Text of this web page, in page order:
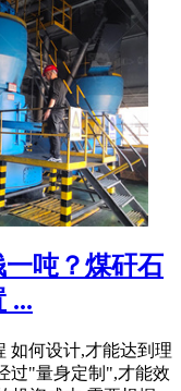
吨？煤矸石
...
如何设计,才能达到理
过"量身定制",才能效